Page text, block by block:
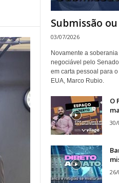
Submissão
03/07/2026
Novamente a
negociável pelo
em carta pessoal para
EUA, Marco Rubio.
O
30/
26/